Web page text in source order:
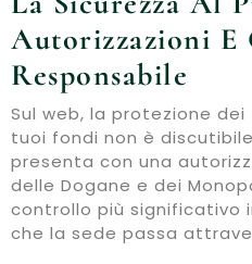
Autorizzazioni E
Responsabile
Sul web, la protezione
tuoi fondi non è
presenta con una
delle Dogane e dei
controllo più significativo
che la sede passa